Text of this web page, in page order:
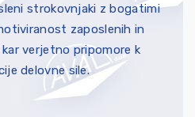
strokovnjaki z bogatimi
zaposlenih in
verjetno pripomore k
delovne sile.